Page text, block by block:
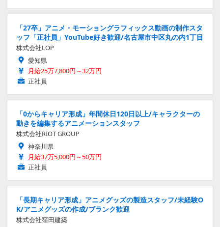
「27卒」アニメ・モーショングラフィックス動画の制作スタ
ッフ「正社員」YouTube好き歓迎/名古屋市中区丸の内1丁目
株式会社LOP
愛知県
月給25万7,800円～32万円
正社員
「0からキャリア形成」年間休日120日以上/キャラクターの
動きを編集するアニメーションスタッフ
株式会社RIOT GROUP
神奈川県
月給37万5,000円～50万円
正社員
「長期キャリア形成」アニメグッズの製造スタッフ/未経験O
K/アニメグッズの作成/ブランク歓迎
株式会社窪田建築